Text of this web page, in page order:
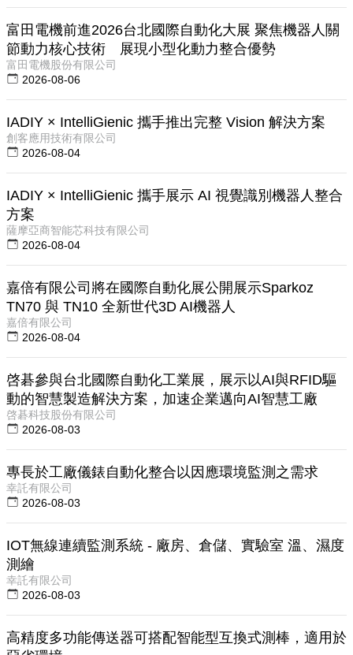
富田電機前進2026台北國際自動化大展 聚焦機器人關
節動力核心技術 展現小型化動力整合優勢
富田電機股份有限公司
2026-08-06
IADIY × IntelliGienic 攜手推出完整 Vision 解決方案
創客應用技術有限公司
2026-08-04
IADIY × IntelliGienic 攜手展示 AI 視覺識別機器人整合
方案
薩摩亞商智能芯科技有限公司
2026-08-04
嘉倍有限公司將在國際自動化展公開展示Sparkoz
TN70 與 TN10 全新世代3D AI機器人
嘉倍有限公司
2026-08-04
啓碁參與台北國際自動化工業展，展示以AI與RFID驅
動的智慧製造解決方案，加速企業邁向AI智慧工廠
啓碁科技股份有限公司
2026-08-03
專長於工廠儀錶自動化整合以因應環境監測之需求
幸託有限公司
2026-08-03
IOT無線連續監測系統 - 廠房、倉儲、實驗室 溫、濕度
測繪
幸託有限公司
2026-08-03
高精度多功能傳送器可搭配智能型互換式測棒，適用於